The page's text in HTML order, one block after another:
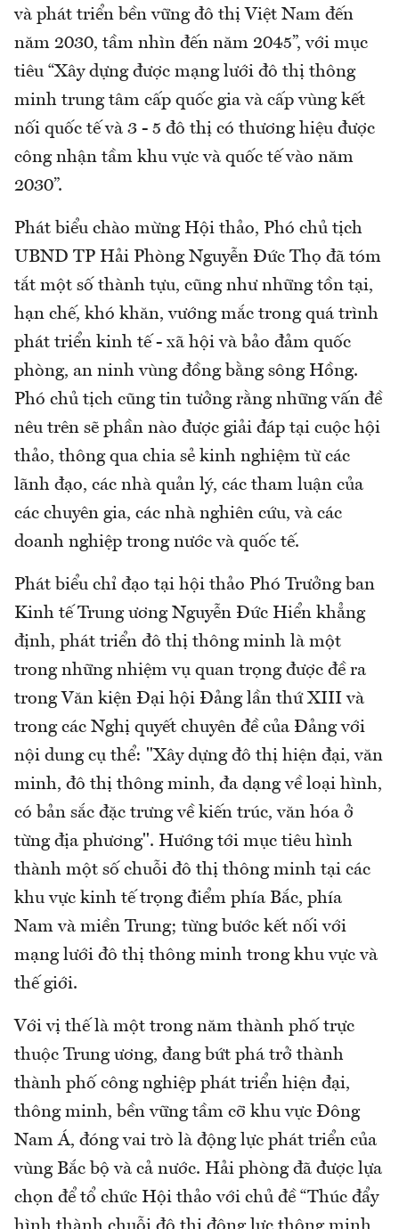
và phát triển bền vững đô thị Việt Nam đến
năm 2030, tầm nhìn đến năm 2045”, với mục
tiêu “Xây dựng được mạng lưới đô thị thông
minh trung tâm cấp quốc gia và cấp vùng kết
nối quốc tế và 3 - 5 đô thị có thương hiệu được
công nhận tầm khu vực và quốc tế vào năm
2030”.
Phát biểu chào mừng Hội thảo, Phó chủ tịch
UBND TP Hải Phòng Nguyễn Đức Thọ đã tóm
tắt một số thành tựu, cũng như những tồn tại,
hạn chế, khó khăn, vướng mắc trong quá trình
phát triển kinh tế - xã hội và bảo đảm quốc
phòng, an ninh vùng đồng bằng sông Hồng.
Phó chủ tịch cũng tin tưởng rằng những vấn đề
nêu trên sẽ phần nào được giải đáp tại cuộc hội
thảo, thông qua chia sẻ kinh nghiệm từ các
lãnh đạo, các nhà quản lý, các tham luận của
các chuyên gia, các nhà nghiên cứu, và các
doanh nghiệp trong nước và quốc tế.
Phát biểu chỉ đạo tại hội thảo Phó Trưởng ban
Kinh tế Trung ương Nguyễn Đức Hiển khẳng
định, phát triển đô thị thông minh là một
trong những nhiệm vụ quan trọng được đề ra
trong Văn kiện Đại hội Đảng lần thứ XIII và
trong các Nghị quyết chuyên đề của Đảng với
nội dung cụ thể: "Xây dựng đô thị hiện đại, văn
minh, đô thị thông minh, đa dạng về loại hình,
có bản sắc đặc trưng về kiến trúc, văn hóa ở
từng địa phương". Hướng tới mục tiêu hình
thành một số chuỗi đô thị thông minh tại các
khu vực kinh tế trọng điểm phía Bắc, phía
Nam và miền Trung; từng bước kết nối với
mạng lưới đô thị thông minh trong khu vực và
thế giới.
Với vị thế là một trong năm thành phố trực
thuộc Trung ương, đang bứt phá trở thành
thành phố công nghiệp phát triển hiện đại,
thông minh, bền vững tầm cỡ khu vực Đông
Nam Á, đóng vai trò là động lực phát triển của
vùng Bắc bộ và cả nước. Hải phòng đã được lựa
chọn để tổ chức Hội thảo với chủ đề “Thúc đẩy